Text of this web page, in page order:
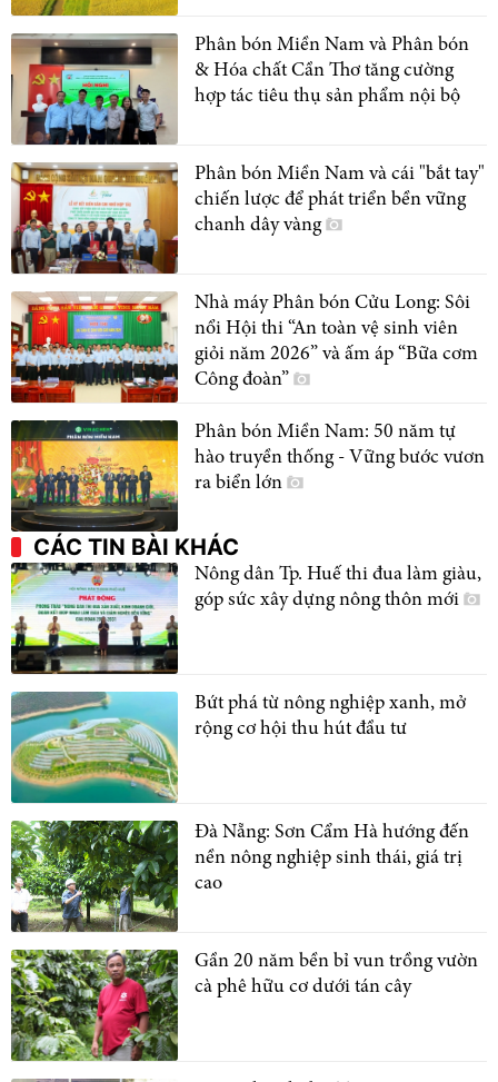
Phân bón Miền Nam và Phân bón
& Hóa chất Cần Thơ tăng cường
hợp tác tiêu thụ sản phẩm nội bộ
Phân bón Miền Nam và cái "bắt tay"
chiến lược để phát triển bền vững
chanh dây vàng
Nhà máy Phân bón Cửu Long: Sôi
nổi Hội thi “An toàn vệ sinh viên
giỏi năm 2026” và ấm áp “Bữa cơm
Công đoàn”
Phân bón Miền Nam: 50 năm tự
hào truyền thống - Vững bước vươn
ra biển lớn
CÁC TIN BÀI KHÁC
Nông dân Tp. Huế thi đua làm giàu,
góp sức xây dựng nông thôn mới
Bứt phá từ nông nghiệp xanh, mở
rộng cơ hội thu hút đầu tư
Đà Nẵng: Sơn Cẩm Hà hướng đến
nền nông nghiệp sinh thái, giá trị
cao
Gần 20 năm bền bỉ vun trồng vườn
cà phê hữu cơ dưới tán cây